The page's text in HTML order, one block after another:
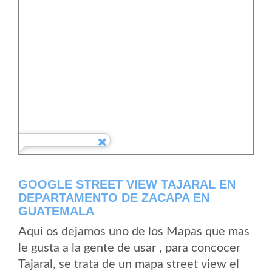
GOOGLE STREET VIEW TAJARAL EN
DEPARTAMENTO DE ZACAPA EN
GUATEMALA
Aqui os dejamos uno de los Mapas que mas
le gusta a la gente de usar , para concocer
Tajaral, se trata de un mapa street view el